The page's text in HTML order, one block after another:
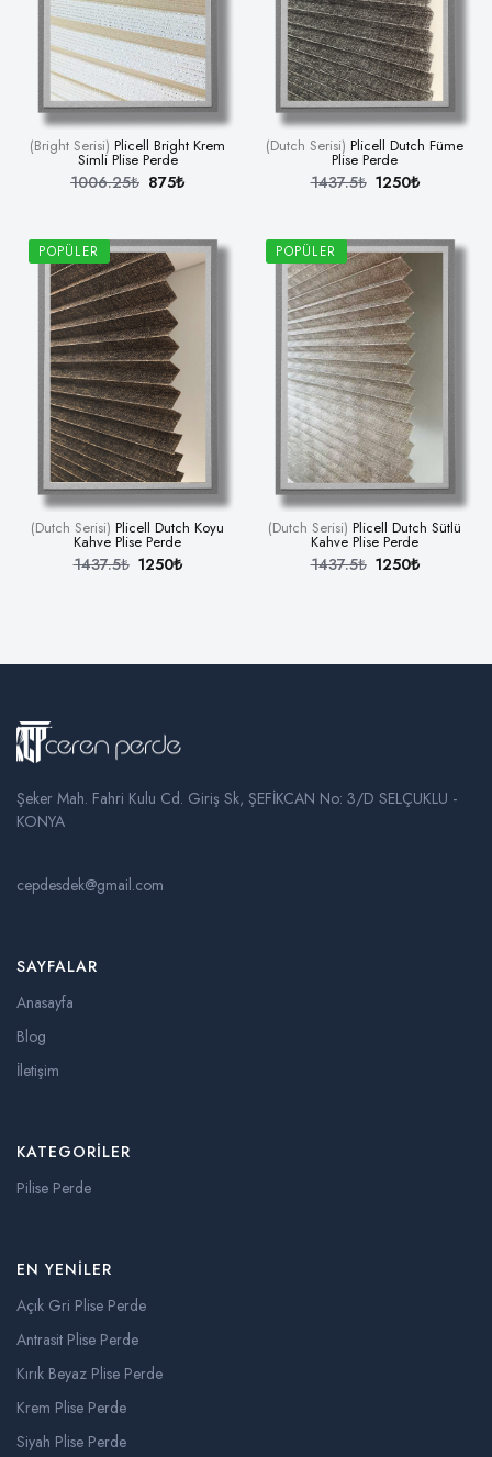
(Bright Serisi) Plicell Bright Krem
Simli Plise Perde
1006.25₺ 875₺
(Dutch Serisi) Plicell Dutch Füme
Plise Perde
1437.5₺ 1250₺
POPÜLER
(Dutch Serisi) Plicell Dutch Koyu
Kahve Plise Perde
1437.5₺ 1250₺
POPÜLER
(Dutch Serisi) Plicell Dutch Sütlü
Kahve Plise Perde
1437.5₺ 1250₺
Şeker Mah. Fahri Kulu Cd. Giriş Sk, ŞEFİKCAN No: 3/D SELÇUKLU -
KONYA
cepdesdek@gmail.com
SAYFALAR
Anasayfa
Blog
İletişim
KATEGORILER
Pilise Perde
EN YENILER
Açık Gri Plise Perde
Antrasit Plise Perde
Kırık Beyaz Plise Perde
Krem Plise Perde
Siyah Plise Perde